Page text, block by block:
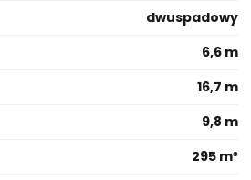
dwuspadowy
6,6 m
16,7 m
9,8 m
295 m³